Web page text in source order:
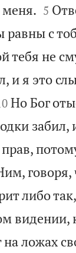

5
с
тебя не
и я это
Но Бог
забил,
говоря,
либо
видении,
ложах